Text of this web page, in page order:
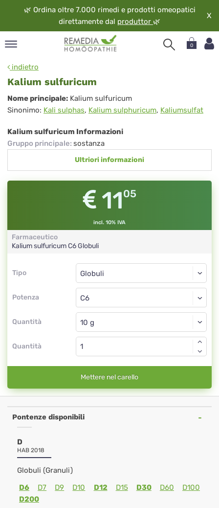
🌿 Ordina oltre 7.000 rimedi e prodotti omeopatici
direttamente dal produttor 🌿
X
0
indietro
Kalium sulfuricum
Kalium
sulfuricum
Nome principale: Kalium sulfuricum
Sinonimo: Kali sulphas, Kalium sulphuricum, Kaliumsulfat
Kalium sulfuricum Informazioni
Gruppo principale: sostanza
Ultriori informazioni
1105
incl. 10% IVA
Farmaceutico
Kalium sulfuricumC6Globuli
Tipo
Tipo
Potenza
Globuli
C6
Quantità
Globuli
Quantità
Mettere nel carello
Pontenze disponibili
D
HAB 2018
Globuli (Granuli)
D6
D7 D9 D10 D12 D15 D30 D60
D100
D200